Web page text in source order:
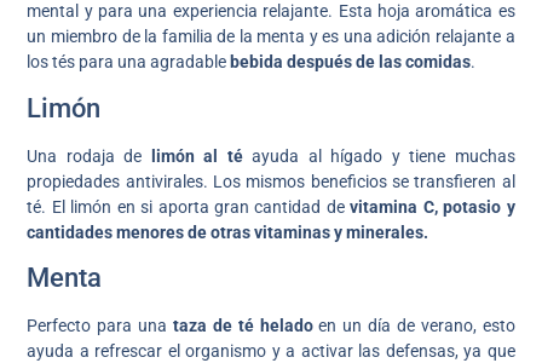
mental y para una experiencia relajante. Esta hoja aromática es
un miembro de la familia de la menta y es una adición relajante a
los tés para una agradable bebida después de las comidas.
Limón
Una rodaja de limón al téayuda al hígado y tiene muchas
propiedades antivirales. Los mismos beneficios se transfieren al
té. El limón en si aporta gran cantidad devitamina C, potasio y
cantidades menores de otras vitaminas y minerales.
Menta
Perfecto para una taza de té heladoen un día de verano, esto
ayuda a refrescar el organismo y a activar las defensas, ya que